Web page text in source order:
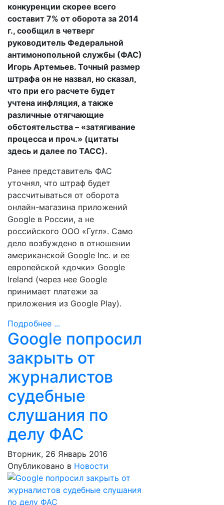
конкуренции скорее всего
составит 7% от оборота за 2014
г., сообщил в четверг
руководитель Федеральной
антимонопольной службы (ФАС)
Игорь Артемьев. Точный размер
штрафа он не назвал, но сказал,
что при его расчете будет
учтена инфляция, а также
различные отягчающие
обстоятельства – «затягивание
процесса и проч.» (цитаты
здесь и далее по ТАСС).
Ранее представитель ФАС
уточнял, что штраф будет
рассчитываться от оборота
онлайн-магазина приложений
Google в России, а не
российского ООО «Гугл». Само
дело возбуждено в отношении
американской Google Inc. и ее
европейской «дочки» Google
Ireland (через нее Google
принимает платежи за
приложения из Google Play).
Подробнее ...
Google попросил
закрыть от
журналистов
судебные
слушания по
делу ФАС
Вторник, 26 Январь 2016
Опубликовано в Новости